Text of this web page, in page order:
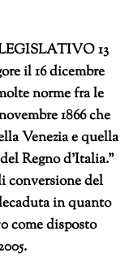
13
il 16 dicembre
norme fra le
1866 che
Venezia e quella
Regno d’Italia.”
conversione del
in quanto
come disposto